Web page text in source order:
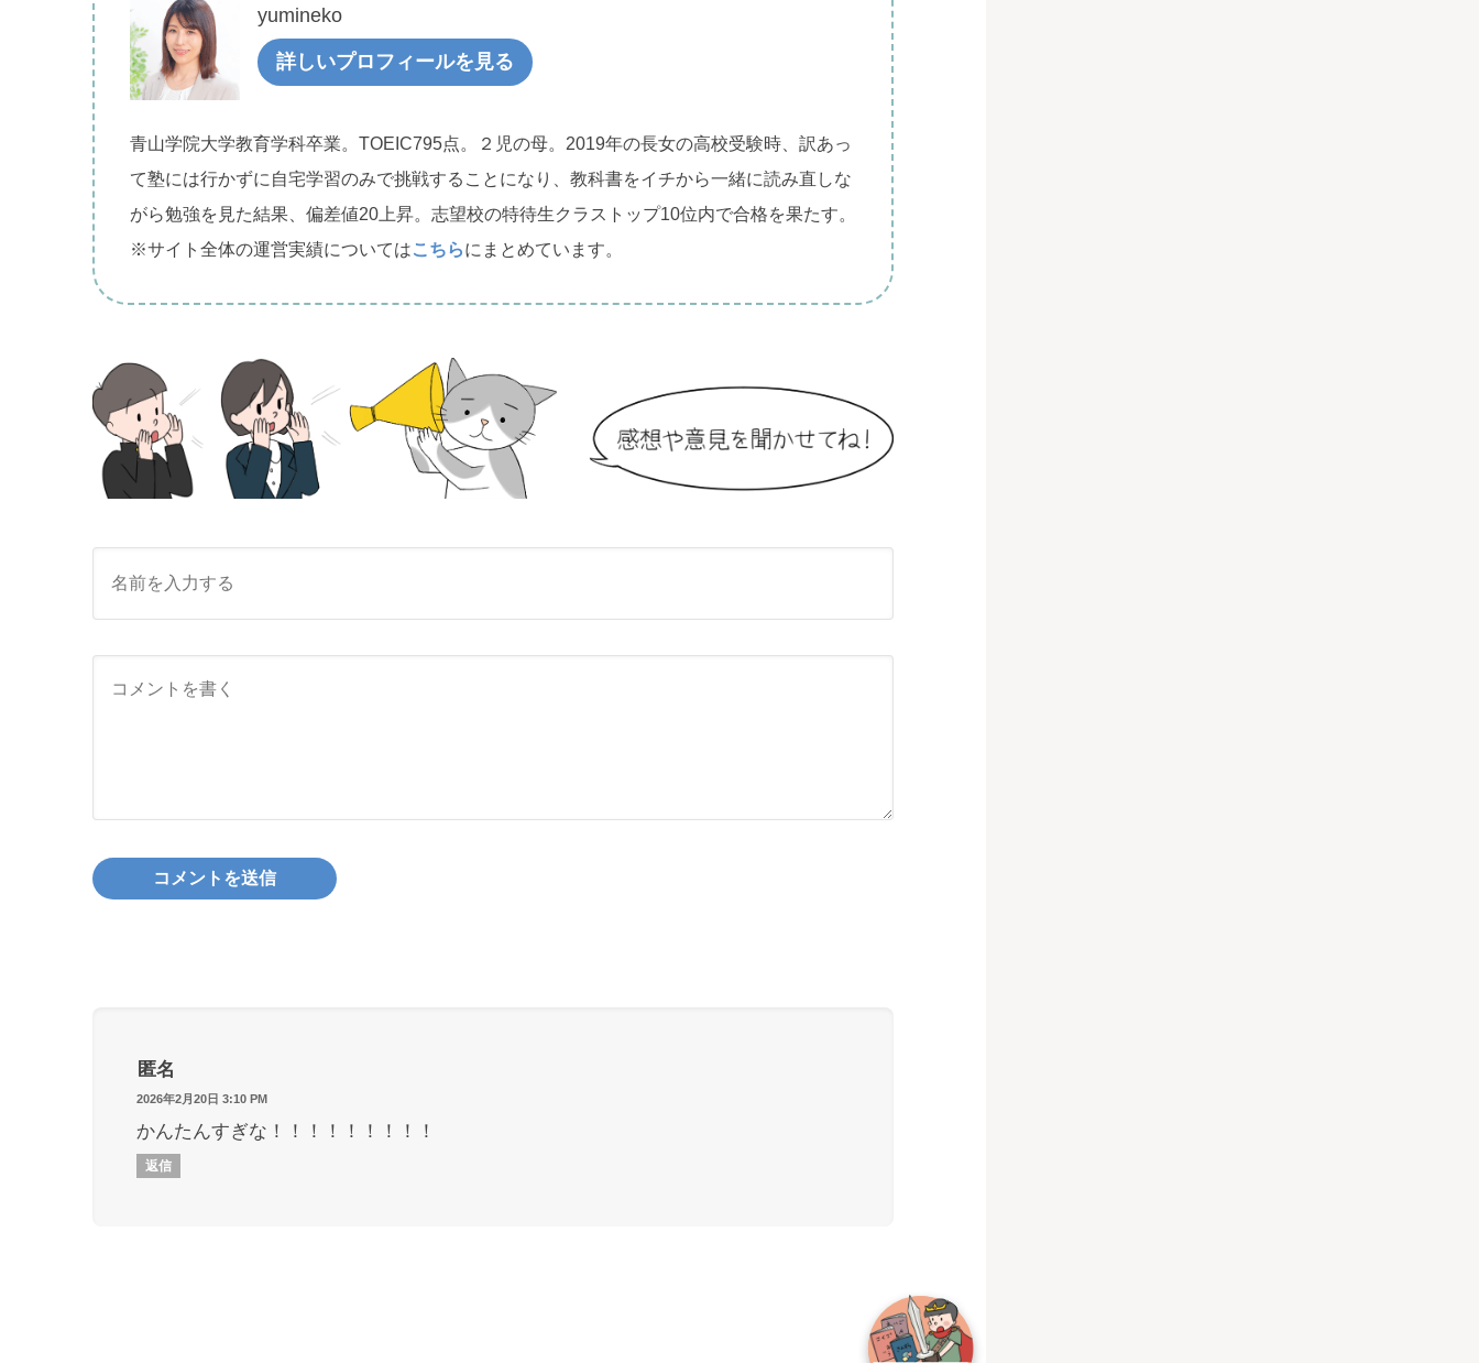
yumineko
詳しいプロフィールを見る
青山学院大学教育学科卒業。TOEIC795点。２児の母。2019年の長女の高校受験時、訳あっ
て塾には行かずに自宅学習のみで挑戦することになり、教科書をイチから一緒に読み直しな
がら勉強を見た結果、偏差値20上昇。志望校の特待生クラストップ10位内で合格を果たす。
※サイト全体の運営実績についてはこちらにまとめています。
匿名
2026年2月20日 3:10 PM
かんたんすぎな！！！！！！！！！
返信